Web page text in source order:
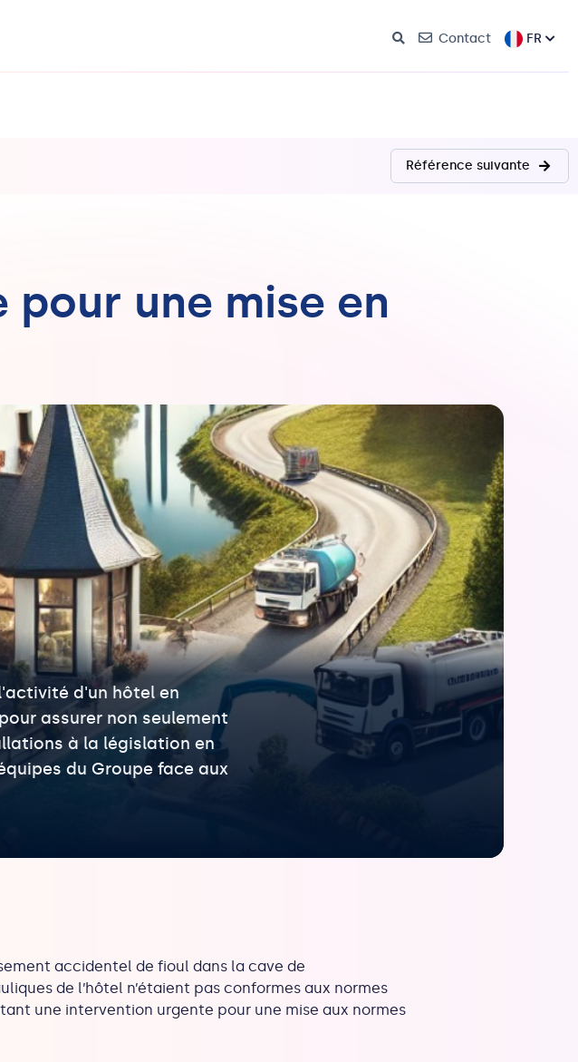
Contact FR
Référence suivante
une mise en
d'un hôtel en
assurer non seulement
à la législation en
du Groupe face aux
accidentel de fioul dans la cave de
de l’hôtel n’étaient pas conformes aux normes
une intervention urgente pour une mise aux normes